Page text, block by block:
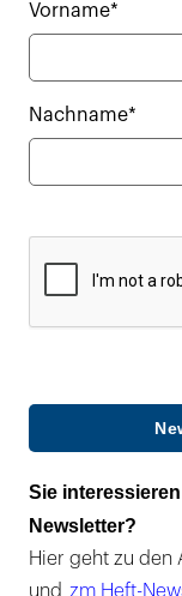
Vorname*
Nachname*
Sie
Newsletter?
Hier geht zu den
und zm Heft-